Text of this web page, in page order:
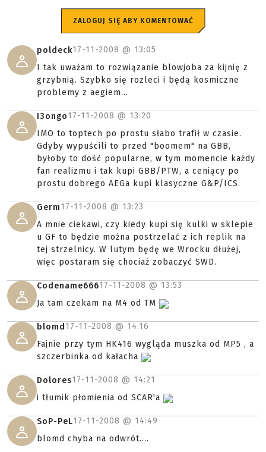
ZALOGUJ SIĘ ABY KOMENTOWAĆ
poldeck17-11-2008 @ 13:05
I tak uważam to rozwiązanie blowjoba za kijnię z
grzybnią. Szybko się rozleci i będą kosmiczne
problemy z aegiem...
I3ongo17-11-2008 @ 13:20
IMO to toptech po prostu słabo trafił w czasie.
Gdyby wypuścili to przed "boomem" na GBB,
byłoby to dość popularne, w tym momencie każdy
fan realizmu i tak kupi GBB/PTW, a ceniący po
prostu dobrego AEGa kupi klasyczne G&P/ICS.
Germ17-11-2008 @ 13:23
A mnie ciekawi, czy kiedy kupi się kulki w sklepie
u GF to będzie można postrzelać z ich replik na
tej strzelnicy. W lutym będę we Wrocku dłużej,
więc postaram się chociaż zobaczyć SWD.
Codename66617-11-2008 @ 13:53
Ja tam czekam na M4 od TM
blomd 17-11-2008 @ 14:16
Fajnie przy tym HK416 wygląda muszka od MP5 , a
szczerbinka od kałacha
Dolores17-11-2008 @ 14:21
i tłumik płomienia od SCAR'a
SoP-PeL17-11-2008 @ 14:49
blomd chyba na odwrót....